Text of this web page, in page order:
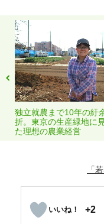
独立就農まで10年の紆
折。東京の生産緑地に
た理想の農業経営
「
+2